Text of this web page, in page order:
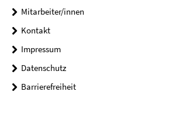
Mitarbeiter/innen
Kontakt
Impressum
Datenschutz
Barrierefreiheit